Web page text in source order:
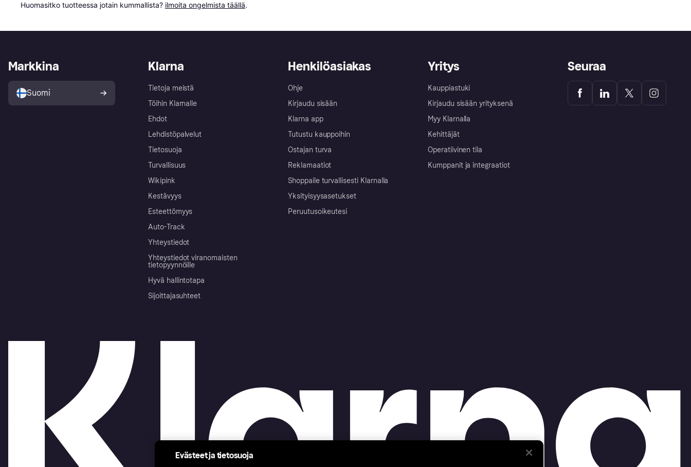
Huomasitko tuotteessa jotain kummallista? ilmoita ongelmista täällä.
Klarna
Tietoja meistä
Töihin Klarnalle
Ehdot
Lehdistöpalvelut
Tietosuoja
Turvallisuus
Wikipink
Kestävyys
Esteettömyys
Auto-Track
Yhteystiedot
Yhteystiedot viranomaisten
tietopyynnöille
Hyvä hallintotapa
Sijoittajasuhteet
Henkilöasiakas
Ohje
Kirjaudu sisään
Klarna app
Tutustu kauppoihin
Ostajan turva
Reklamaatiot
Shoppaile turvallisesti Klarnalla
Yksityisyysasetukset
Peruutusoikeutesi
Yritys
Kauppiastuki
Kirjaudu sisään yrityksenä
Myy Klarnalla
Kehittäjät
Operatiivinen tila
Kumppanit ja integraatiot
Markkina
Suomi
Seuraa
Evästeet ja tietosuoja